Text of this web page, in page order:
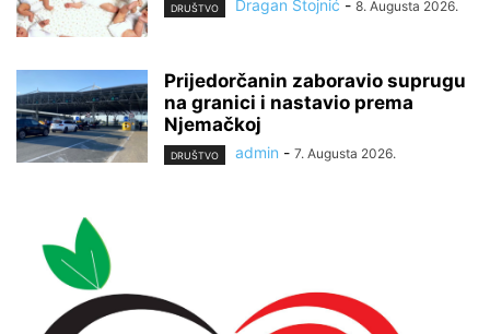
DRUŠTVO Dragan Stojnić - 8. Augusta 2026.
Prijedorčanin zaboravio suprugu
na granici i nastavio prema
Njemačkoj
DRUŠTVO admin - 7. Augusta 2026.